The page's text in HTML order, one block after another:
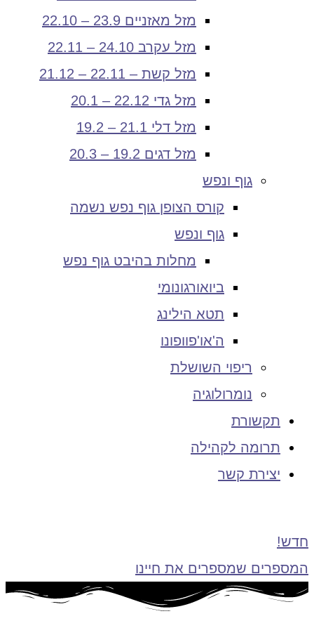
מזל מאזניים 23.9 – 22.10
מזל עקרב 24.10 – 22.11
מזל קשת – 22.11 – 21.12
מזל גדי 22.12 – 20.1
מזל דלי 21.1 – 19.2
מזל דגים 19.2 – 20.3
גוף ונפש
קורס הצופן גוף נפש נשמה
גוף ונפש
מחלות בהיבט גוף נפש
ביואורגונומי
תטא הילינג
ה'או'פוופונו
ריפוי השושלת
נומרולוגיה
תקשורת
תרומה לקהילה
יצירת קשר
חדש!
המספרים שמספרים את חיינו